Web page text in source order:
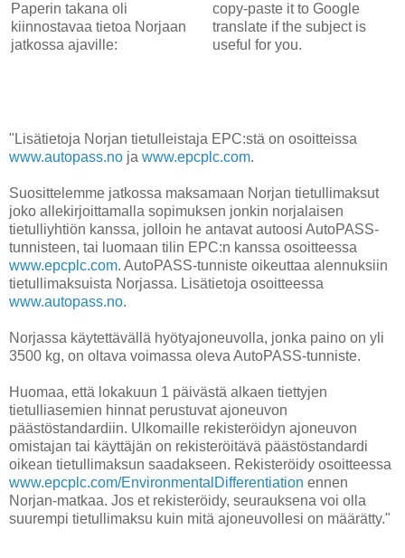
Paperin takana oli
kiinnostavaa tietoa Norjaan
jatkossa ajaville:
copy-paste it to Google
translate if the subject is
useful for you.
"Lisätietoja Norjan tietulleistaja EPC:stä on osoitteissa
www.autopass.no ja www.epcplc.com.
Suosittelemme jatkossa maksamaan Norjan tietullimaksut
joko allekirjoittamalla sopimuksen jonkin norjalaisen
tietulliyhtiön kanssa, jolloin he antavat autoosi AutoPASS-
tunnisteen, tai luomaan tilin EPC:n kanssa osoitteessa
www.epcplc.com. AutoPASS-tunniste oikeuttaa alennuksiin
tietullimaksuista Norjassa. Lisätietoja osoitteessa
www.autopass.no.
Norjassa käytettävällä hyötyajoneuvolla, jonka paino on yli
3500 kg, on oltava voimassa oleva AutoPASS-tunniste.
Huomaa, että lokakuun 1 päivästä alkaen tiettyjen
tietulliasemien hinnat perustuvat ajoneuvon
päästöstandardiin. Ulkomaille rekisteröidyn ajoneuvon
omistajan tai käyttäjän on rekisteröitävä päästöstandardi
oikean tietullimaksun saadakseen. Rekisteröidy osoitteessa
www.epcplc.com/EnvironmentalDifferentiation ennen
Norjan-matkaa. Jos et rekisteröidy, seurauksena voi olla
suurempi tietullimaksu kuin mitä ajoneuvollesi on määrätty."